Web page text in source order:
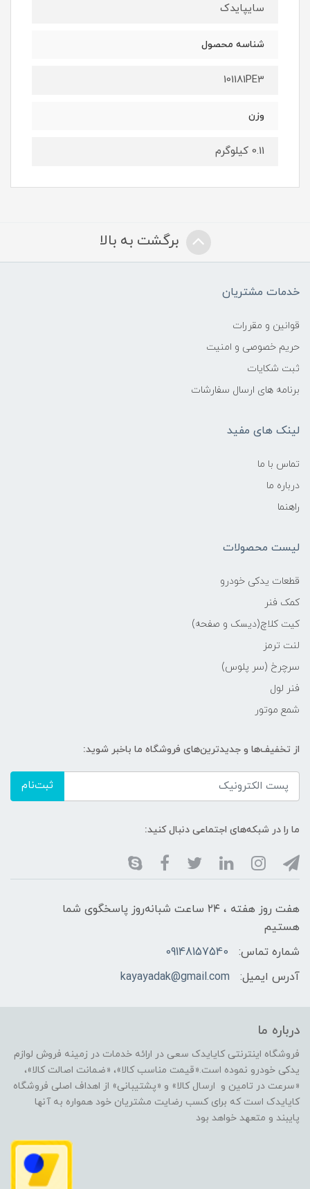
سایپایدک
شناسه محصول
101181PE3
وزن
0.11 کیلوگرم
برگشت به بالا
خدمات مشتریان
قوانین و مقررات
حریم خصوصی و امنیت
ثبت شکایات
برنامه های ارسال سفارشات
لینک های مفید
تماس با ما
درباره ما
راهنما
لیست محصولات
قطعات یدکی خودرو
کمک فنر
کیت کلاچ(دیسک و صفحه)
لنت ترمز
سرچرخ (سر پلوس)
فنر لول
شمع موتور
از تخفیف‌ها و جدیدترین‌های فروشگاه ما باخبر شوید:
ثبت‌نام
ما را در شبکه‌های اجتماعی دنبال کنید:
هفت روز هفته ، ۲۴ ساعت شبانه‌روز پاسخگوی شما
هستیم
شماره تماس:
09148157540
آدرس ایمیل:
kayayadak@gmail.com
درباره ما
فروشگاه اینترنتی کایایدک سعی در ارائه خدمات در زمینه فروش لوازم
یدکی خودرو نموده است.«قیمت مناسب کالا»، «ضمانت اصالت کالا»،
«سرعت در تامین و ارسال کالا» و «پشتیبانی» از اهداف اصلی فروشگاه
کایایدک است که برای کسب رضایت مشتریان خود همواره به آنها
پایبند و متعهد خواهد بود